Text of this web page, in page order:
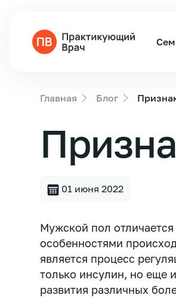
Главная Блог
01 июня 2022
Мужской пол
особенностями
является процесс
только инсулин, но еще
развития различных